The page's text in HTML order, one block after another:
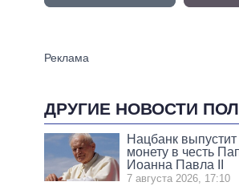
ДРУГИЕ НОВОСТИ
Нацбанк
монету в честь
Иоанна Павла II
7 августа 2026, 17:10